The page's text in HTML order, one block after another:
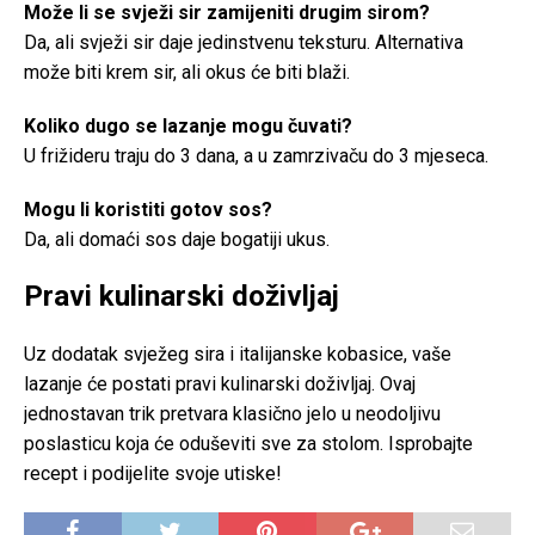
Može li se svježi sir zamijeniti drugim sirom?
Da, ali svježi sir daje jedinstvenu teksturu. Alternativa
može biti krem sir, ali okus će biti blaži.
Koliko dugo se lazanje mogu čuvati?
U frižideru traju do 3 dana, a u zamrzivaču do 3 mjeseca.
Mogu li koristiti gotov sos?
Da, ali domaći sos daje bogatiji ukus.
Pravi kulinarski doživljaj
Uz dodatak svježeg sira i italijanske kobasice, vaše
lazanje će postati pravi kulinarski doživljaj. Ovaj
jednostavan trik pretvara klasično jelo u neodoljivu
poslasticu koja će oduševiti sve za stolom. Isprobajte
recept i podijelite svoje utiske!